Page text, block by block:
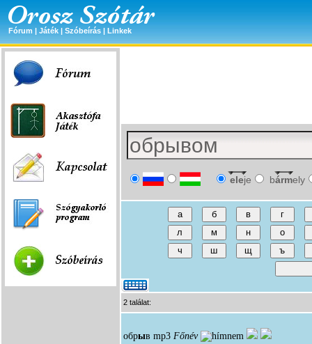
Fórum | Játék | Szóbeírás | Linkek
eleje bármely
2 találat:
обрыв mp3 Főnév